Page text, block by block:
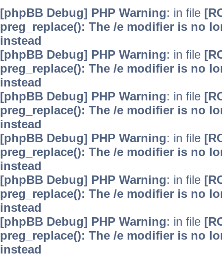
[phpBB Debug] PHP Warning: in file
preg_replace(): The /e modifier is no
instead
[phpBB Debug] PHP Warning: in file
preg_replace(): The /e modifier is no
instead
[phpBB Debug] PHP Warning: in file
preg_replace(): The /e modifier is no
instead
[phpBB Debug] PHP Warning: in file
preg_replace(): The /e modifier is no
instead
[phpBB Debug] PHP Warning: in file
preg_replace(): The /e modifier is no
instead
[phpBB Debug] PHP Warning: in file
preg_replace(): The /e modifier is no
instead